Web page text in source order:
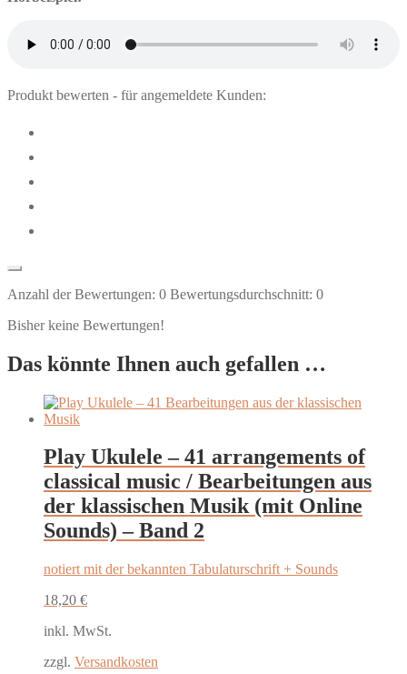
Produkt bewerten - für angemeldete Kunden:
Anzahl der Bewertungen: 0 Bewertungsdurchschnitt: 0
Bisher keine Bewertungen!
Das könnte Ihnen auch gefallen …
Play Ukulele – 41 arrangements of
classical music / Bearbeitungen aus
der klassischen Musik (mit Online
Sounds) – Band 2
notiert mit der bekannten Tabulaturschrift + Sounds
18,20 €
inkl. MwSt.
zzgl. Versandkosten